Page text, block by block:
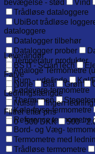
bevægelse - stød
Vind
Trådløse dataloggere
UbiBot trådløse
dataloggere
Datalogger tilbehør
Datalogger prober
Temperatur produkter
Analoge Termometre
Rum - ude/inde
Køl/
Fødevare-termometre
Thermapen
Køle-fryse-termometre
Reference termometre
Bord- og Væg-
Termometre med
Trådløse termometre
Leverandør
BSTI - ScianTech
Farve
None
Blå Grøn
Ledningslængde
Nulstil
Ingen ledning
Filtrer efter pris
0 - 500 DKK
500 -